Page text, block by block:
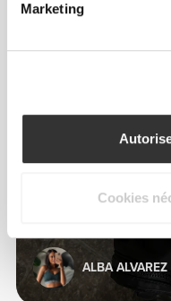
Marketing
Cookies
ALBA ALVAREZ